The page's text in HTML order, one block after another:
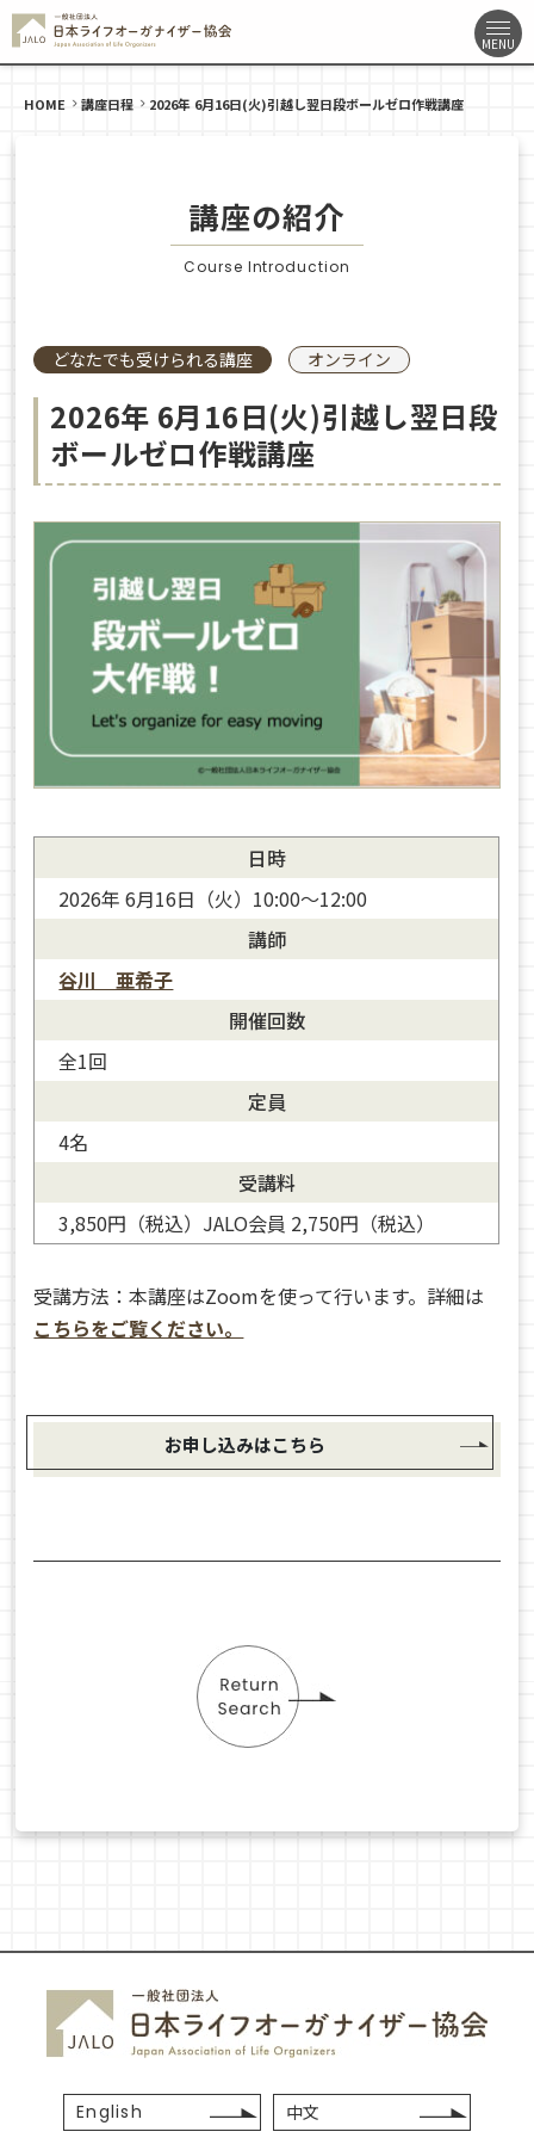
HOME 講座日程 2026年 6月16日(火)引越し翌日段ボールゼロ作戦講座
講座の紹介
Course Introduction
どなたでも受けられる講座 オンライン
2026年 6月16日(火)引越し翌日段
ボールゼロ作戦講座
日時
2026年 6月16日（火）10:00～12:00
講師
谷川 亜希子
開催回数
全1回
定員
4名
受講料
3,850円（税込）JALO会員 2,750円（税込）
受講方法：本講座はZoomを使って行います。詳細は
こちらをご覧ください。
お申し込みはこちら
English 中文